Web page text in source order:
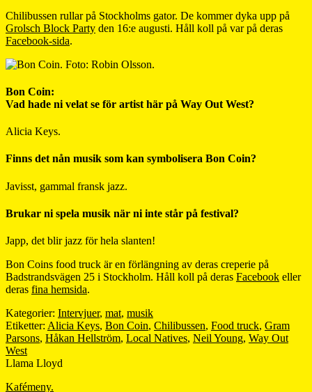
Chilibussen rullar på Stockholms gator. De kommer dyka upp på
Grolsch Block Party den 16:e augusti. Håll koll på var på deras
Facebook-sida.
Bon Coin:
Vad hade ni velat se för artist här på Way Out West?
Alicia Keys.
Finns det nån musik som kan symbolisera Bon Coin?
Javisst, gammal fransk jazz.
Brukar ni spela musik när ni inte står på festival?
Japp, det blir jazz för hela slanten!
Bon Coins food truck är en förlängning av deras creperie på
Badstrandsvägen 25 i Stockholm. Håll koll på deras Facebook eller
deras fina hemsida.
Kategorier: Intervjuer, mat, musik
Etiketter: Alicia Keys, Bon Coin, Chilibussen, Food truck, Gram
Parsons, Håkan Hellström, Local Natives, Neil Young, Way Out
West
Llama Lloyd
Kafémeny.